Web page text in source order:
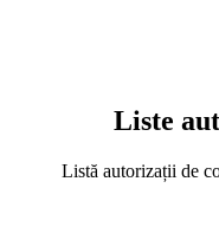
Liste
Listă autorizații de